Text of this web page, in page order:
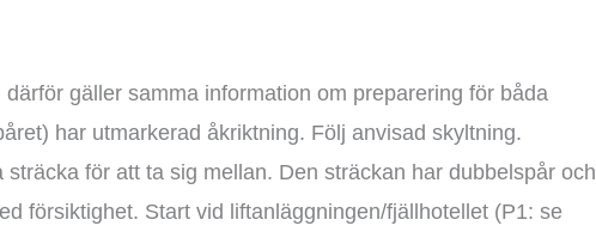
gäller samma information om preparering för båda
har utmarkerad åkriktning. Följ anvisad skyltning.
för att ta sig mellan. Den sträckan har dubbelspår och
försiktighet. Start vid liftanläggningen/fjällhotellet (P1: se